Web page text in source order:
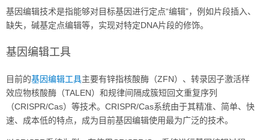
基因编辑技术是指能够对目标基因进行定点“编辑”，例如片段插入、
缺失，碱基定点编辑等，实现对特定DNA片段的修饰。
基因编辑工具
目前的基因编辑工具主要有锌指核酸酶（ZFN）、转录因子激活样
效应物核酸酶（TALEN）和规律间隔成簇短回文重复序列
（CRISPR/Cas）等技术。CRISPR/Cas系统由于其精准、简单、快
速、成本低的特点，成为目前基因编辑使用最为广泛的技术。